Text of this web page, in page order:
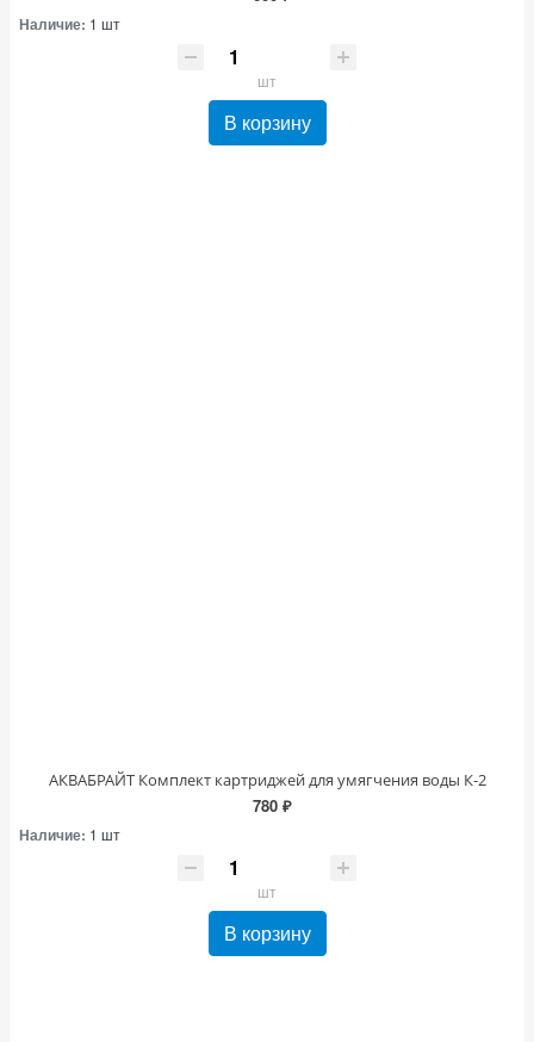
Наличие: 1 шт
шт
В корзину
АКВАБРАЙТ Комплект картриджей для умягчения воды К-2
780 ₽
Наличие: 1 шт
шт
В корзину